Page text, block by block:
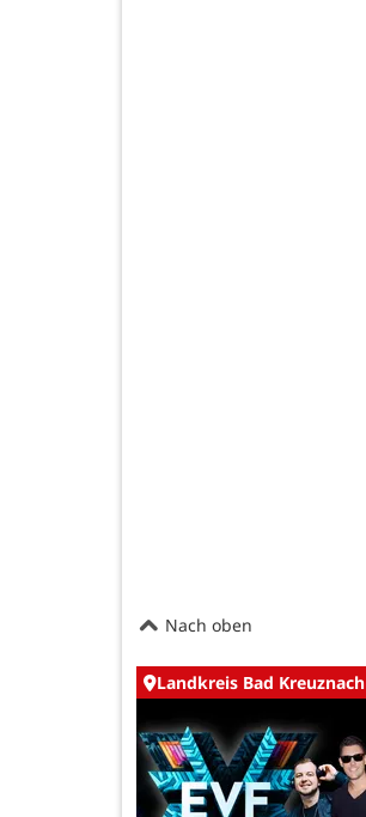
Nach oben
Landkreis Bad Kreuznach